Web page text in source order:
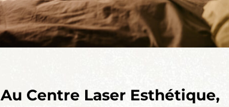
Au Centre Laser Esthétique,